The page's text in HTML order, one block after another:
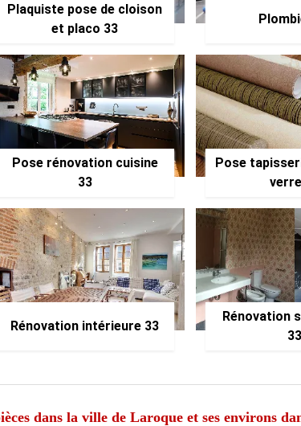
Plaquiste pose de cloison
et placo 33
Pose rénovation cuisine
33
Pose
Rénovation intérieure 33
Rénovation
33
dans la ville de Laroque et ses environs